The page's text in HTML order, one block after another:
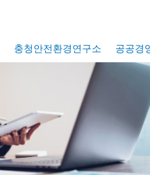
충청안전환경연구소 공공경